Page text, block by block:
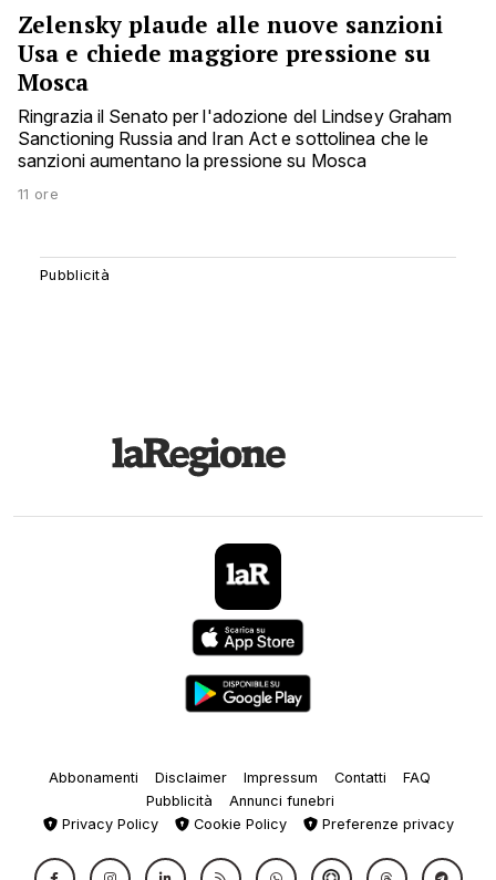
Zelensky plaude alle nuove sanzioni
Usa e chiede maggiore pressione su
Mosca
Ringrazia il Senato per l'adozione del Lindsey Graham
Sanctioning Russia and Iran Act e sottolinea che le
sanzioni aumentano la pressione su Mosca
11 ore
Abbonamenti Disclaimer Impressum Contatti
FAQ
Pubblicità
Annunci funebri
Privacy Policy
Cookie Policy Preferenze privacy